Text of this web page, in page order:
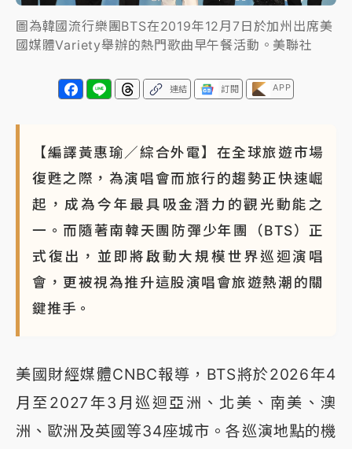
圖為韓國流行樂團BTS在2019年12月7日於加州出席美
國媒體Variety舉辦的熱門歌曲早午餐活動。美聯社
連結 訂閱 APP
【編譯黃惠瑜／綜合外電】在全球旅遊市場
復甦之際，為演唱會而旅行的趨勢正快速崛
起，成為今年最具吸金潛力的觀光動能之
一。而隨著南韓天團防彈少年團（BTS）正
式復出，並即將啟動大規模世界巡迴演唱
會，更被視為推升這股演唱會旅遊熱潮的關
鍵推手。
美國財經媒體CNBC報導，BTS將於2026年4
月至2027年3月巡迴亞洲、北美、南美、澳
洲、歐洲及英國等34座城市。各巡演地點的機